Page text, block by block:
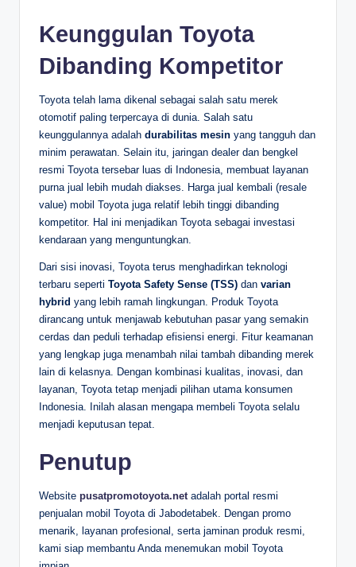
Keunggulan Toyota
Dibanding Kompetitor
Toyota telah lama dikenal sebagai salah satu merek
otomotif paling terpercaya di dunia. Salah satu
keunggulannya adalah durabilitas mesin yang tangguh dan
minim perawatan. Selain itu, jaringan dealer dan bengkel
resmi Toyota tersebar luas di Indonesia, membuat layanan
purna jual lebih mudah diakses. Harga jual kembali (resale
value) mobil Toyota juga relatif lebih tinggi dibanding
kompetitor. Hal ini menjadikan Toyota sebagai investasi
kendaraan yang menguntungkan.
Dari sisi inovasi, Toyota terus menghadirkan teknologi
terbaru seperti Toyota Safety Sense (TSS) dan varian
hybrid yang lebih ramah lingkungan. Produk Toyota
dirancang untuk menjawab kebutuhan pasar yang semakin
cerdas dan peduli terhadap efisiensi energi. Fitur keamanan
yang lengkap juga menambah nilai tambah dibanding merek
lain di kelasnya. Dengan kombinasi kualitas, inovasi, dan
layanan, Toyota tetap menjadi pilihan utama konsumen
Indonesia. Inilah alasan mengapa membeli Toyota selalu
menjadi keputusan tepat.
Penutup
Website pusatpromotoyota.netadalah portal resmi
penjualan mobil Toyota di Jabodetabek. Dengan promo
menarik, layanan profesional, serta jaminan produk resmi,
kami siap membantu Anda menemukan mobil Toyota